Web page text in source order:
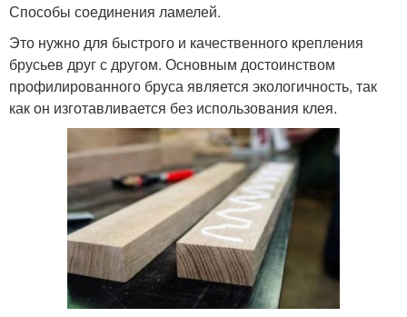
Способы соединения ламелей.
Это нужно для быстрого и качественного крепления
брусьев друг с другом. Основным достоинством
профилированного бруса является экологичность, так
как он изготавливается без использования клея.